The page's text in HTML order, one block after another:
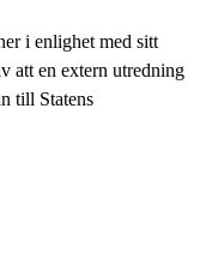
i enlighet med sitt
att en extern utredning
till Statens